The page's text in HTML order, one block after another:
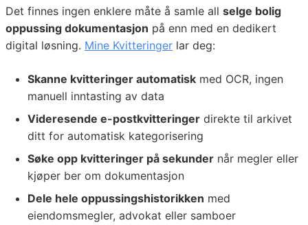
Det finnes ingen enklere måte å samle all selge bolig
oppussing dokumentasjon på enn med en dedikert
digital løsning. Mine Kvitteringer lar deg:
Skanne kvitteringer automatisk med OCR, ingen
manuell inntasting av data
Videresende e-postkvitteringer direkte til arkivet
ditt for automatisk kategorisering
Søke opp kvitteringer på sekunder når megler eller
kjøper ber om dokumentasjon
Dele hele oppussingshistorikken med
eiendomsmegler, advokat eller samboer